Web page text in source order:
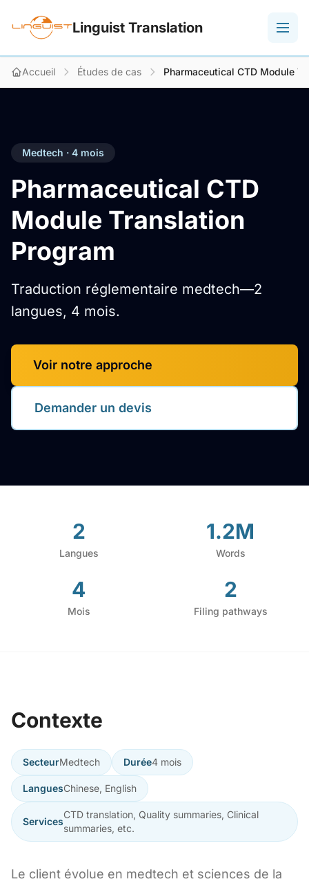
Linguist Translation
Accueil Études de cas Pharmaceutical CTD Module
Medtech · 4 mois
Pharmaceutical CTD
Module Translation
Program
Traduction réglementaire medtech—2
langues, 4 mois.
Voir notre approche
Demander un devis
2
Langues
1.2M
Words
4
Mois
2
Filing pathways
Contexte
SecteurMedtech Durée4 mois
LanguesChinese, English
Services
CTD translation, Quality summaries, Clinical
summaries, etc.
Le client évolue en medtech et sciences de la